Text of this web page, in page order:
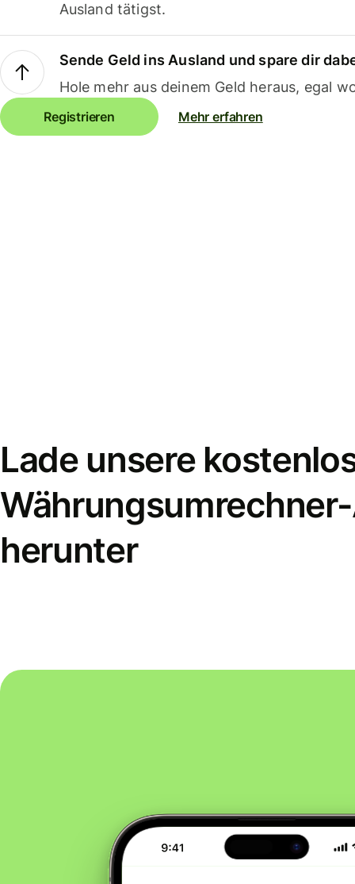
Ausland tätigst.
Sende Geld ins Ausland und spare dir
Hole mehr aus deinem Geld heraus, egal
Registrieren Mehr erfahren
Lade unsere
herunter